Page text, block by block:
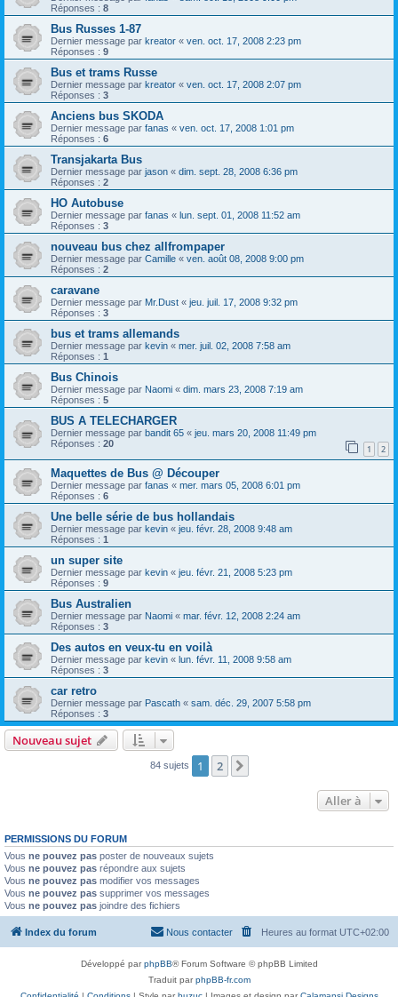
Réponses : 8
Bus Russes 1-87
Dernier message par kreator « ven. oct. 17, 2008 2:23 pm
Réponses : 9
Bus et trams Russe
Dernier message par kreator « ven. oct. 17, 2008 2:07 pm
Réponses : 3
Anciens bus SKODA
Dernier message par fanas « ven. oct. 17, 2008 1:01 pm
Réponses : 6
Transjakarta Bus
Dernier message par jason « dim. sept. 28, 2008 6:36 pm
Réponses : 2
HO Autobuse
Dernier message par fanas « lun. sept. 01, 2008 11:52 am
Réponses : 3
nouveau bus chez allfrompaper
Dernier message par Camille « ven. août 08, 2008 9:00 pm
Réponses : 2
caravane
Dernier message par Mr.Dust « jeu. juil. 17, 2008 9:32 pm
Réponses : 3
bus et trams allemands
Dernier message par kevin « mer. juil. 02, 2008 7:58 am
Réponses : 1
Bus Chinois
Dernier message par Naomi « dim. mars 23, 2008 7:19 am
Réponses : 5
BUS A TELECHARGER
Dernier message par bandit 65 « jeu. mars 20, 2008 11:49 pm
Réponses : 20 1 2
Maquettes de Bus @ Découper
Dernier message par fanas « mer. mars 05, 2008 6:01 pm
Réponses : 6
Une belle série de bus hollandais
Dernier message par kevin « jeu. févr. 28, 2008 9:48 am
Réponses : 1
un super site
Dernier message par kevin « jeu. févr. 21, 2008 5:23 pm
Réponses : 9
Bus Australien
Dernier message par Naomi « mar. févr. 12, 2008 2:24 am
Réponses : 3
Des autos en veux-tu en voilà
Dernier message par kevin « lun. févr. 11, 2008 9:58 am
Réponses : 3
car retro
Dernier message par Pascath « sam. déc. 29, 2007 5:58 pm
Réponses : 3
Nouveau sujet
84 sujets 1 2
Aller à
PERMISSIONS DU FORUM
Vous ne pouvez pas poster de nouveaux sujets
Vous ne pouvez pas répondre aux sujets
Vous ne pouvez pas modifier vos messages
Vous ne pouvez pas supprimer vos messages
Vous ne pouvez pas joindre des fichiers
Index du forum Heures au format UTC+02:00
Nous contacter
Développé parphpBB® Forum Software © phpBB Limited
Traduit parphpBB-fr.com